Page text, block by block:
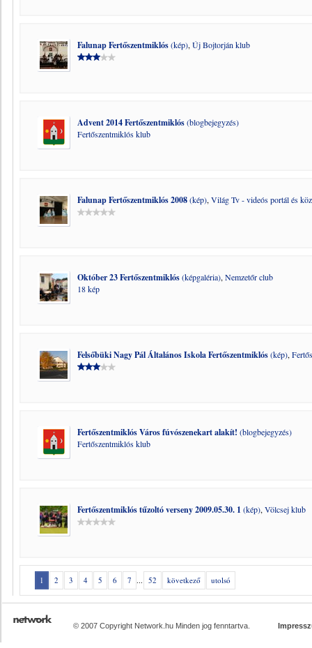
Falunap Fertőszentmiklós(kép), Új Bojtorján klub
Advent 2014 Fertőszentmiklós(blogbejegyzés)
Fertőszentmiklós klub
Falunap Fertőszentmiklós 2008(kép), Világ Tv - videós portál és
Október 23 Fertőszentmiklós(képgaléria), Nemzetőr club
18 kép
Felsőbüki Nagy Pál Általános Iskola Fertőszentmiklós(kép),
Fertőszentmiklós Város fúvószenekart alakít! (blogbejegyzés)
Fertőszentmiklós klub
Fertőszentmiklós tűzoltó verseny 2009.05.30. 1 (kép), Völcsej klub
1 2 3 4 5 6 7 ... 52 következő utolsó
© 2007 Copyright Network.hu Minden jog fenntartva.